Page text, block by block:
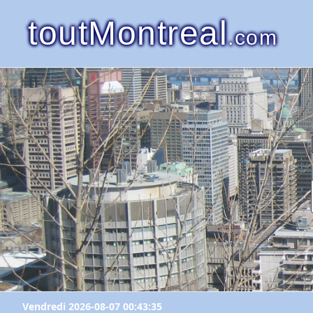
toutMontreal.com
Vendredi 2026-08-07 00:43:35